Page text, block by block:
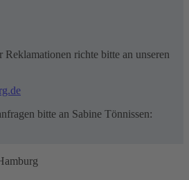
Reklamationen richte bitte an unseren
bitte an Sabine Tönnissen: